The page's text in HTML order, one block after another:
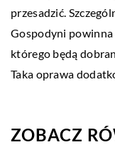
przesadzić.
Gospodyni powinna
którego będą
Taka oprawa
ZOBACZ